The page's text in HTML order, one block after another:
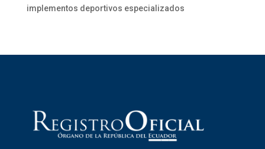
implementos deportivos especializados